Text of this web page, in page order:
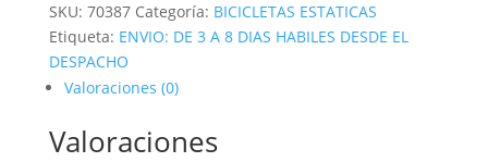
SKU: 70387 Categoría: BICICLETAS ESTATICAS
Etiqueta: ENVIO: DE 3 A 8 DIAS HABILES DESDE EL
DESPACHO
Valoraciones (0)
Valoraciones